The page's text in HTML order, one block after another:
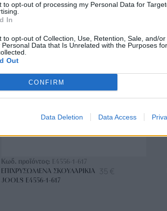
to opt-out of processing my Personal Data for
In
to opt-out of Collection, Use, Retention, Sale, and/or
Personal Data that Is Unrelated with the Purposes
Out
CONFIRM
Data Deletion Data Access
BRASS
Κωδ. προϊόντος: E4556-1-617
ΕΠΙΧΡΥΣΩΜΈΝΑ ΣΚΟΥΛΑΡΊΚΙΑ
JOOLS E4556-1-617